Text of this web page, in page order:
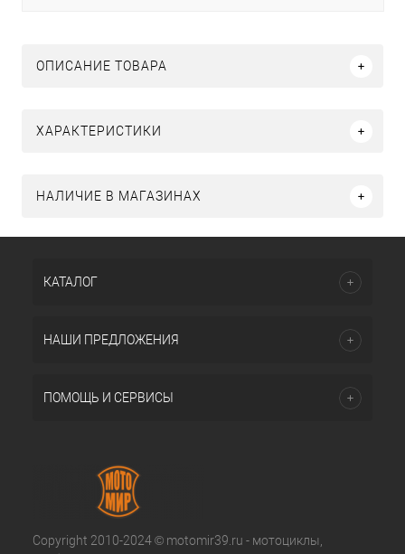
ОПИСАНИЕ ТОВАРА
ХАРАКТЕРИСТИКИ
НАЛИЧИЕ В МАГАЗИНАХ
КАТАЛОГ
НАШИ ПРЕДЛОЖЕНИЯ
ПОМОЩЬ И СЕРВИСЫ
Copyright 2010-2024 © motomir39.ru - мотоциклы,